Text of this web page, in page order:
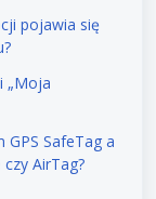
pojawia się
„Moja
SafeTag a
AirTag?